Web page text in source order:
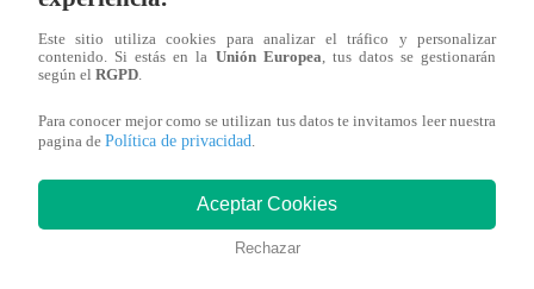
También te puede
interesar
Este sitio utiliza cookies para analizar el tráfico y personalizar
contenido. Si estás en la Unión Europea, tus datos se gestionarán
según el RGPD.
Para conocer mejor como se utilizan tus datos te invitamos leer nuestra
pagina de Política de privacidad.
Aceptar Cookies
Rechazar